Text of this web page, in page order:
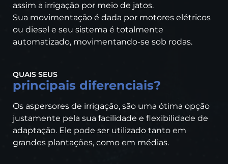
assim a irrigação por meio de jatos.
Sua movimentação é dada por motores elétricos
ou diesel e seu sistema é totalmente
automatizado, movimentando-se sob rodas.
QUAIS SEUS
principais diferenciais?
Os aspersores de irrigação, são uma ótima opção
justamente pela sua facilidade e flexibilidade de
adaptação. Ele pode ser utilizado tanto em
grandes plantações, como em médias.